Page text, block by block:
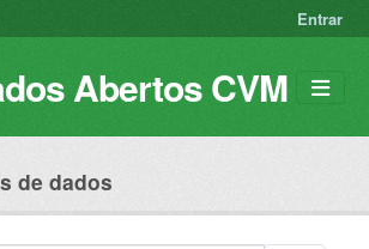
Entrar
Abertos CVM
de dados